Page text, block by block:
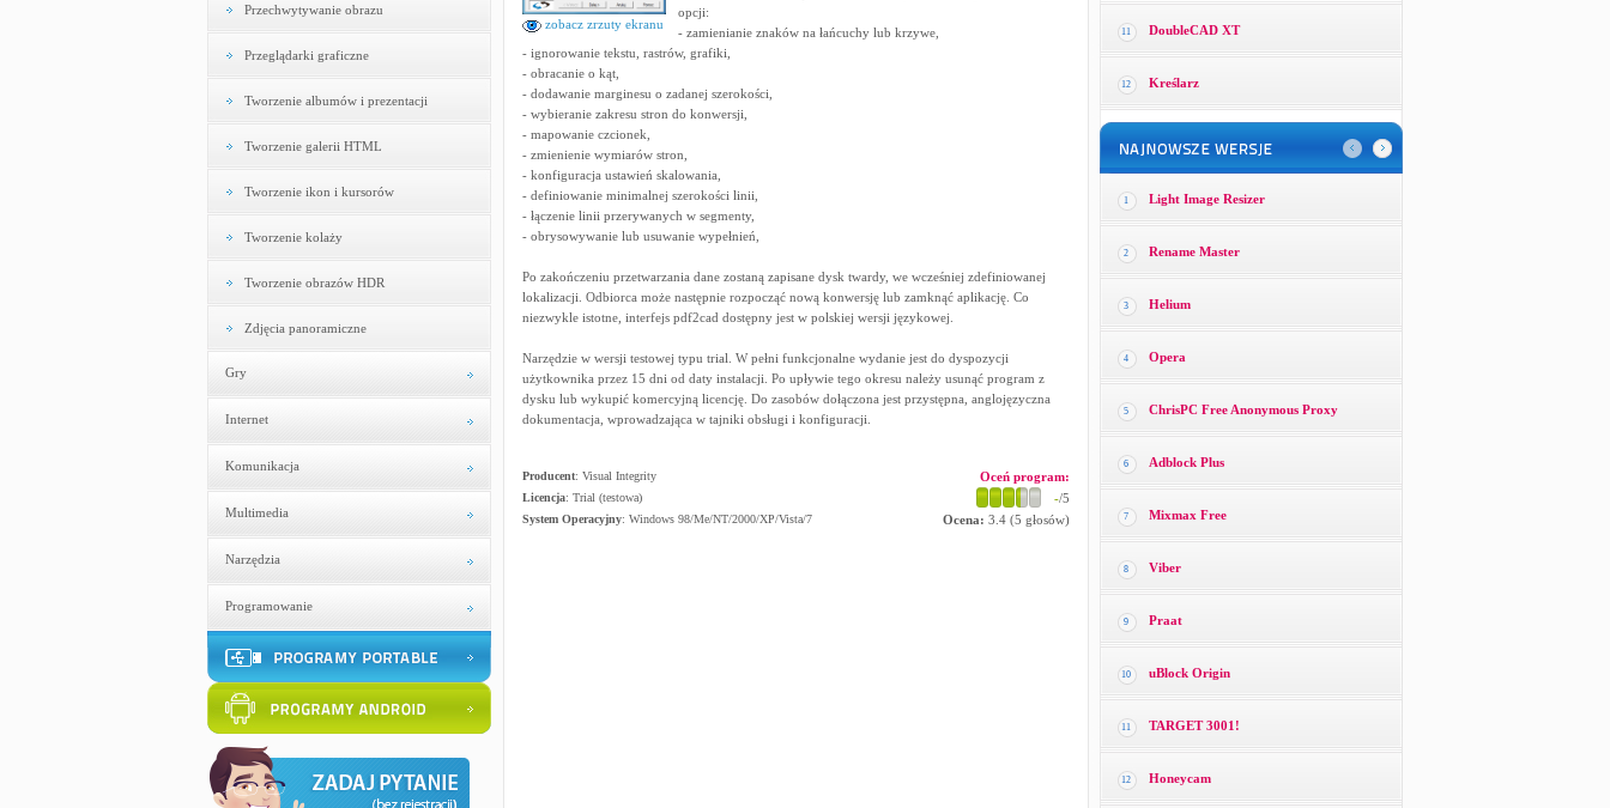
Przechwytywanie obrazu
Przeglądarki graficzne
Tworzenie albumów i prezentacji
Tworzenie galerii HTML
Tworzenie ikon i kursorów
Tworzenie kolaży
Tworzenie obrazów HDR
Zdjęcia panoramiczne
Gry
Internet
Komunikacja
Multimedia
Narzędzia
Programowanie
zobacz zrzuty ekranu
opcji:
- zamienianie znaków na łańcuchy lub krzywe,
- ignorowanie tekstu, rastrów, grafiki,
- obracanie o kąt,
- dodawanie marginesu o zadanej szerokości,
- wybieranie zakresu stron do konwersji,
- mapowanie czcionek,
- zmienienie wymiarów stron,
- konfiguracja ustawień skalowania,
- definiowanie minimalnej szerokości linii,
- łączenie linii przerywanych w segmenty,
- obrysowywanie lub usuwanie wypełnień,
Po zakończeniu przetwarzania dane zostaną zapisane dysk twardy, we wcześniej zdefiniowanej
lokalizacji. Odbiorca może następnie rozpocząć nową konwersję lub zamknąć aplikację. Co
niezwykle istotne, interfejs pdf2cad dostępny jest w polskiej wersji językowej.
Narzędzie w wersji testowej typu trial. W pełni funkcjonalne wydanie jest do dyspozycji
użytkownika przez 15 dni od daty instalacji. Po upływie tego okresu należy usunąć program z
dysku lub wykupić komercyjną licencję. Do zasobów dołączona jest przystępna, anglojęzyczna
dokumentacja, wprowadzająca w tajniki obsługi i konfiguracji.
Producent: Visual Integrity
Licencja: Trial (testowa)
System Operacyjny: Windows 98/Me/NT/2000/XP/Vista/7
Oceń program:
-/5
Ocena: 3.4(5 głosów)
11 DoubleCAD XT
12 Kreślarz
1 Light Image Resizer
2 Rename Master
3 Helium
4 Opera
5 ChrisPC Free Anonymous Proxy
6 Adblock Plus
7 Mixmax Free
8 Viber
9 Praat
10 uBlock Origin
11 TARGET 3001!
12 Honeycam